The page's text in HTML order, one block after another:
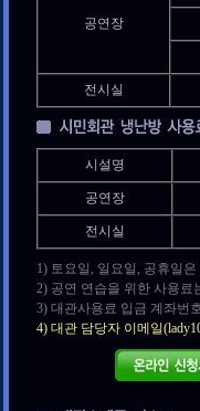
공연장
전시실
시설명
공연장
전시실
1) 토요일, 일요일, 공휴일
2) 공연 연습을 위한 사용료
3) 대관사용료 입금 계좌번
4) 대관 담당자 이메일